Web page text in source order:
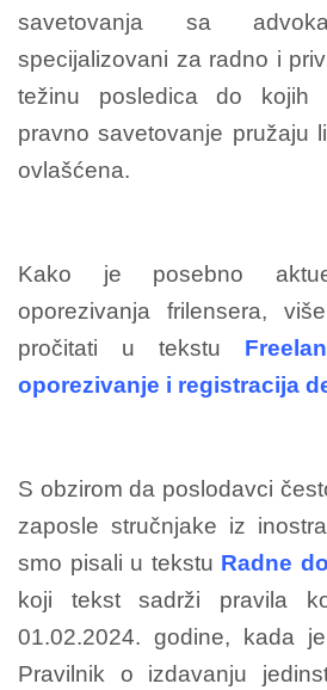
savetovanja sa
specijalizovani za radno i
težinu posledica do kojih
pravno savetovanje pružaju
ovlašćena.
Kako je posebno
oporezivanja frilensera,
pročitati u tekstu
oporezivanje i registracija
S obzirom da poslodavci
zaposle stručnjake iz
smo pisali u tekstu Radne
koji tekst sadrži pravila
01.02.2024. godine, kada
Pravilnik o izdavanju